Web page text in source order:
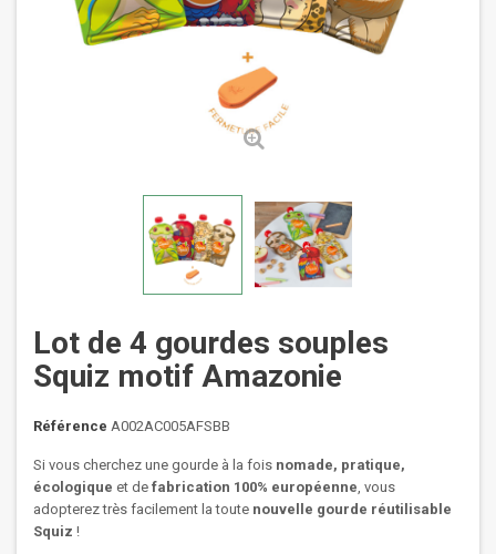
Lot de 4 gourdes souples
Squiz motif Amazonie
Référence A002AC005AFSBB
Si vous cherchez une gourde à la fois nomade, pratique,
écologique et de fabrication 100% européenne, vous
adopterez très facilement la toute nouvelle gourde réutilisable
Squiz !